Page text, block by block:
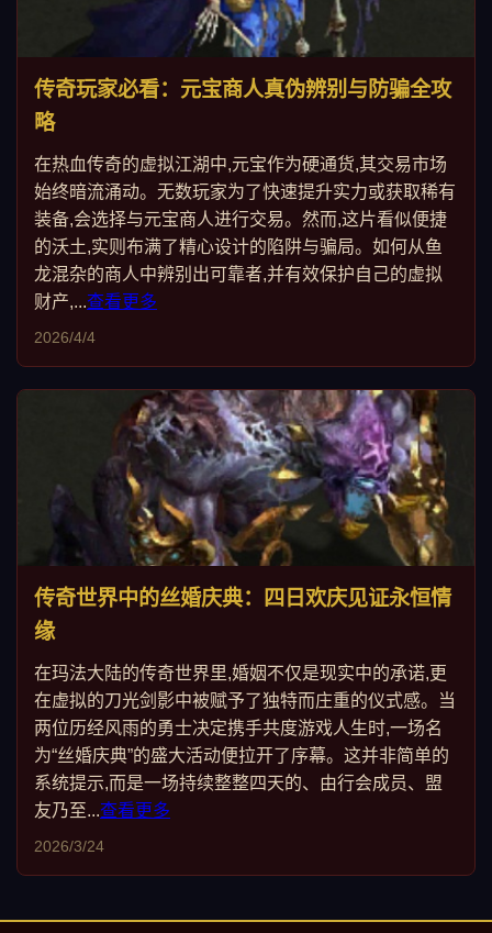
传奇玩家必看：元宝商人真伪辨别与防骗全攻
略
在热血传奇的虚拟江湖中,元宝作为硬通货,其交易市场
始终暗流涌动。无数玩家为了快速提升实力或获取稀有
装备,会选择与元宝商人进行交易。然而,这片看似便捷
的沃土,实则布满了精心设计的陷阱与骗局。如何从鱼
龙混杂的商人中辨别出可靠者,并有效保护自己的虚拟
财产,...查看更多
2026/4/4
传奇世界中的丝婚庆典：四日欢庆见证永恒情
缘
在玛法大陆的传奇世界里,婚姻不仅是现实中的承诺,更
在虚拟的刀光剑影中被赋予了独特而庄重的仪式感。当
两位历经风雨的勇士决定携手共度游戏人生时,一场名
为“丝婚庆典”的盛大活动便拉开了序幕。这并非简单的
系统提示,而是一场持续整整四天的、由行会成员、盟
友乃至...查看更多
2026/3/24